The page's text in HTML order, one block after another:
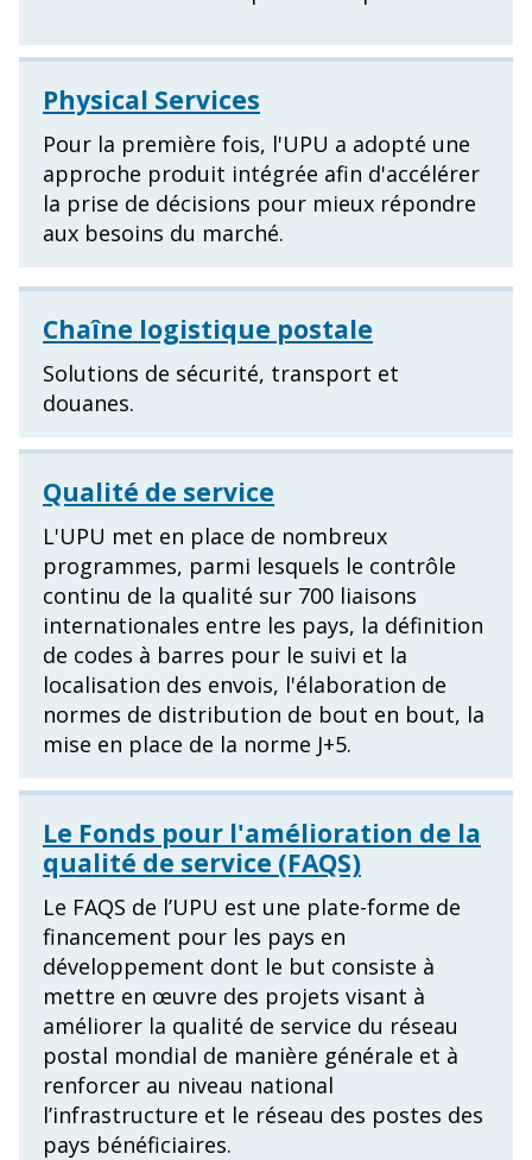
Physical Services
Pour la première fois, l'UPU a adopté une
approche produit intégrée afin d'accélérer
la prise de décisions pour mieux répondre
aux besoins du marché.
Chaîne logistique postale
Solutions de sécurité, transport et
douanes.
Qualité de service
L'UPU met en place de nombreux
programmes, parmi lesquels le contrôle
continu de la qualité sur 700 liaisons
internationales entre les pays, la définition
de codes à barres pour le suivi et la
localisation des envois, l'élaboration de
normes de distribution de bout en bout, la
mise en place de la norme J+5.
Le Fonds pour l'amélioration de la
qualité de service (FAQS)
Le FAQS de l’UPU est une plate-forme de
financement pour les pays en
développement dont le but consiste à
mettre en œuvre des projets visant à
améliorer la qualité de service du réseau
postal mondial de manière générale et à
renforcer au niveau national
l’infrastructure et le réseau des postes des
pays bénéficiaires.